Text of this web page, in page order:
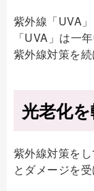
紫外線「UVA
「UVA」は一
紫外線対策を続
光老化
紫外線対策を
とダメージを受